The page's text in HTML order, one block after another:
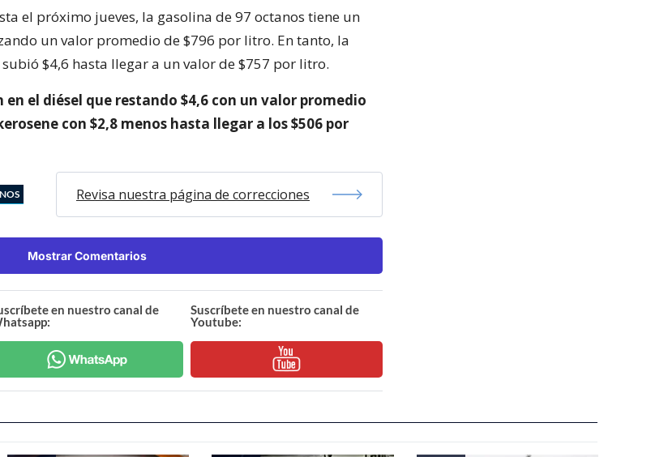
el próximo jueves, la gasolina de 97 octanos tiene un
un valor promedio de $796 por litro. En tanto, la
$4,6 hasta llegar a un valor de $757 por litro.
en el diésel que restando $4,6 con un valor promedio
con $2,8 menos hasta llegar a los $506 por
Revisa nuestra página de correcciones
Mostrar Comentarios
en nuestro canal de
Suscríbete en nuestro canal de
Youtube: